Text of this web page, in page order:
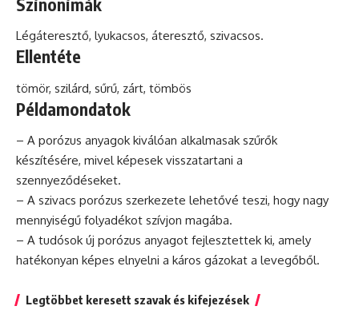
Légáteresztő, lyukacsos, áteresztő, szivacsos.
Ellentéte
tömör, szilárd, sűrű, zárt, tömbös
Példamondatok
– A porózus anyagok kiválóan alkalmasak szűrők
készítésére, mivel képesek visszatartani a
szennyeződéseket.
– A szivacs porózus szerkezete lehetővé teszi, hogy nagy
mennyiségű folyadékot szívjon magába.
– A tudósok új porózus anyagot fejlesztettek ki, amely
hatékonyan képes elnyelni a káros gázokat a levegőből.
Legtöbbet keresett szavak és kifejezések